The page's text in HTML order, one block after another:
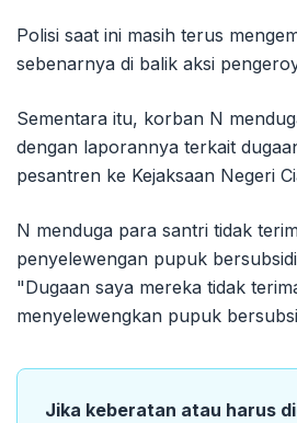
Polisi saat ini masih terus
sebenarnya di balik aksi
Sementara itu, korban N
dengan laporannya terkait
pesantren ke Kejaksaan Negeri
N menduga para santri tidak
penyelewengan pupuk
"Dugaan saya mereka tidak
menyelewengkan pupuk
Jika keberatan atau harus